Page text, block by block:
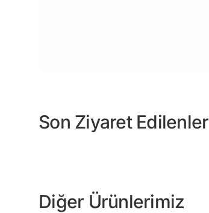
Son Ziyaret Edilenler
Diğer Ürünlerimiz